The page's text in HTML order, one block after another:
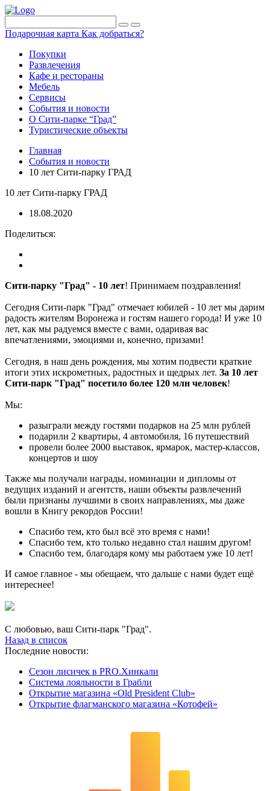
Подарочная карта Как добраться?
Покупки
Развлечения
Кафе и рестораны
Мебель
Сервисы
События и новости
О Сити-парке “Град”
Туристические объекты
Главная
События и новости
10 лет Сити-парку ГРАД
10 лет Сити-парку ГРАД
18.08.2020
Поделиться:
Сити-парку "Град" - 10 лет! Принимаем поздравления!
Сегодня Сити-парк "Град" отмечает юбилей - 10 лет мы дарим
радость жителям Воронежа и гостям нашего города! И уже 10
лет, как мы радуемся вместе с вами, одаривая вас
впечатлениями, эмоциями и, конечно, призами!
Сегодня, в наш день рождения, мы хотим подвести краткие
итоги этих искрометных, радостных и щедрых лет. За 10 лет
Сити-парк "Град" посетило более 120 млн человек!
Мы:
разыграли между гостями подарков на 25 млн рублей
подарили 2 квартиры, 4 автомобиля, 16 путешествий
провели более 2000 выставок, ярмарок, мастер-классов,
концертов и шоу
Также мы получали награды, номинации и дипломы от
ведущих изданий и агентств, наши объекты развлечений
были признаны лучшими в своих направлениях, мы даже
вошли в Книгу рекордов России!
Спасибо тем, кто был всё это время с нами!
Спасибо тем, кто только недавно стал нашим другом!
Спасибо тем, благодаря кому мы работаем уже 10 лет!
И самое главное - мы обещаем, что дальше с нами будет ещё
интереснее!
С любовью, ваш Сити-парк "Град".
Назад в список
Последние новости:
Сезон лисичек в PRO.Хинкали
Система лояльности в Грабли
Открытие магазина «Old President Club»
Открытие флагманского магазина «Котофей»